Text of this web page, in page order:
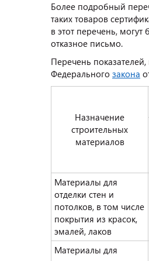
Более подробный
таких товаров
в этот перечень,
отказное письмо.
Перечень
Федерального закона
Назначение
строительных
материалов
Материалы для
отделки стен и
потолков, в том числе
покрытия из красок,
эмалей, лаков
Материалы для